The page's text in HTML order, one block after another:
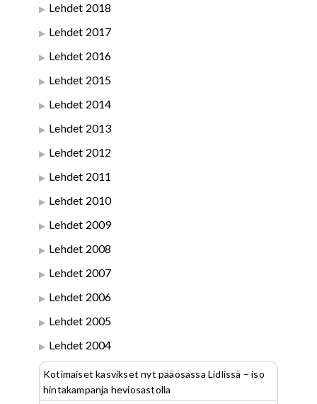
Lehdet 2018
Lehdet 2017
Lehdet 2016
Lehdet 2015
Lehdet 2014
Lehdet 2013
Lehdet 2012
Lehdet 2011
Lehdet 2010
Lehdet 2009
Lehdet 2008
Lehdet 2007
Lehdet 2006
Lehdet 2005
Lehdet 2004
Kotimaiset kasvikset nyt pääosassa Lidlissä – iso
hintakampanja heviosastolla